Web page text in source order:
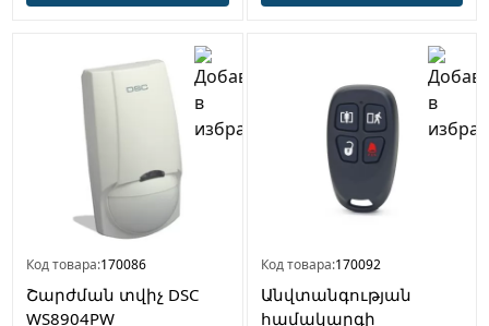
Код товара:170086
Շարժման տվիչ DSC
WS8904PW
Код товара:170092
Անվտանգության
համակարգի